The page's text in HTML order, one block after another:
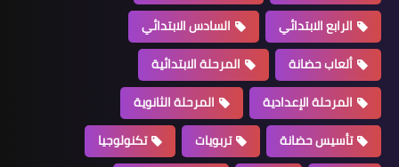
الرابع الابتدائي
السادس الابتدائي
ألعاب حضانة
المرحلة الابتدائية
المرحلة الإعدادية
المرحلة الثانوية
تأسيس حضانة
تربويات
تكنولوجيا